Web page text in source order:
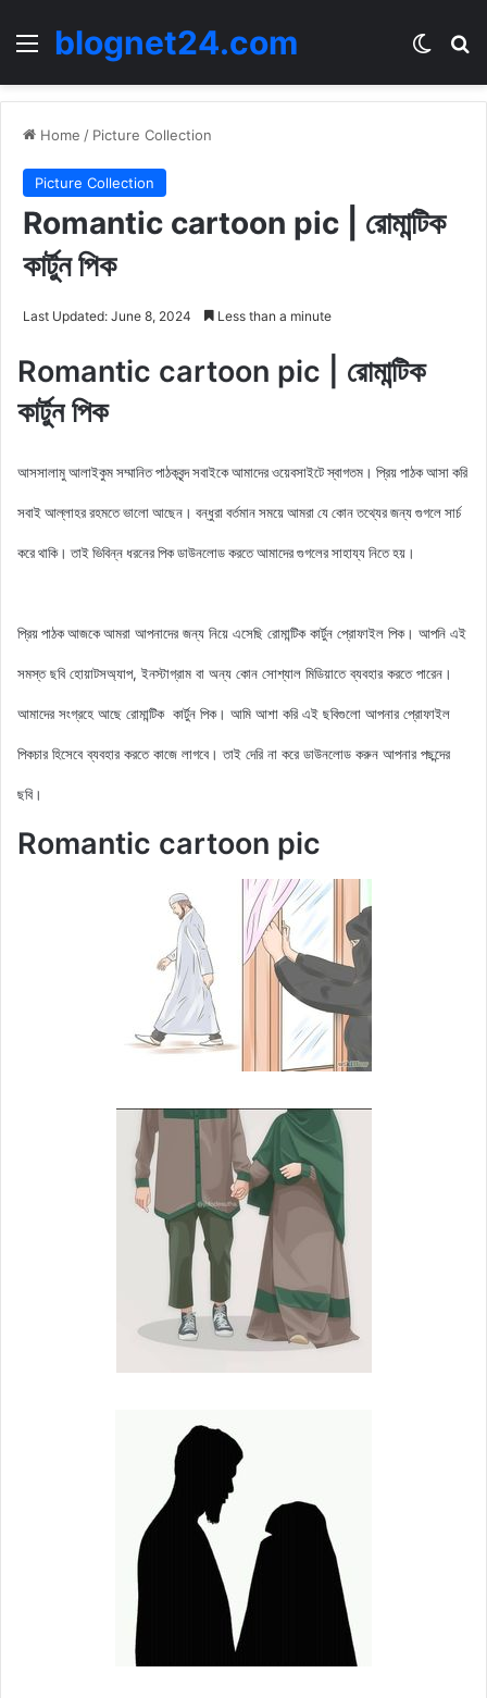
Menublognet24.com
Home / Picture Collection
Picture Collection
Romantic cartoon pic | রোমান্টিক
কার্টুন পিক
Last Updated: June 8, 2024 Less than a minute
Romantic cartoon pic | রোমান্টিক
কার্টুন পিক
আসসালামু আলাইকুম সম্মানিত পাঠকবৃন্দ সবাইকে আমাদের ওয়েবসাইটে স্বাগতম। প্রিয় পাঠক আসা করি
সবাই আল্লাহর রহমতে ভালো আছেন। বন্ধুরা বর্তমান সময়ে আমরা যে কোন তথ্যের জন্য গুগলে সার্চ
করে থাকি। তাই ভিবিন্ন ধরনের পিক ডাউনলোড করতে আমাদের গুগলের সাহায্য নিতে হয়।
প্রিয় পাঠক আজকেআমরা আপনাদের জন্য নিয়ে এসেছি রোমান্টিক কার্টুন প্রোফাইল পিক। আপনি এই
সমস্ত ছবি হোয়াটসঅ্যাপ, ইনস্টাগ্রাম বা অন্য কোন সোশ্যাল মিডিয়াতে ব্যবহার করতে পারেন।
আমাদের সংগ্রহে আছে রোমান্টিক কার্টুন পিক। আমি আশা করি এই ছবিগুলো আপনার প্রোফাইল
পিকচার হিসেবে ব্যবহার করতে কাজে লাগবে। তাই দেরি না করে ডাউনলোড করুন আপনার পছন্দের
ছবি।
Romantic cartoon pic